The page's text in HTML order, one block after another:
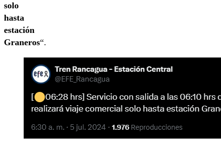
solo
hasta
estación
Graneros“.